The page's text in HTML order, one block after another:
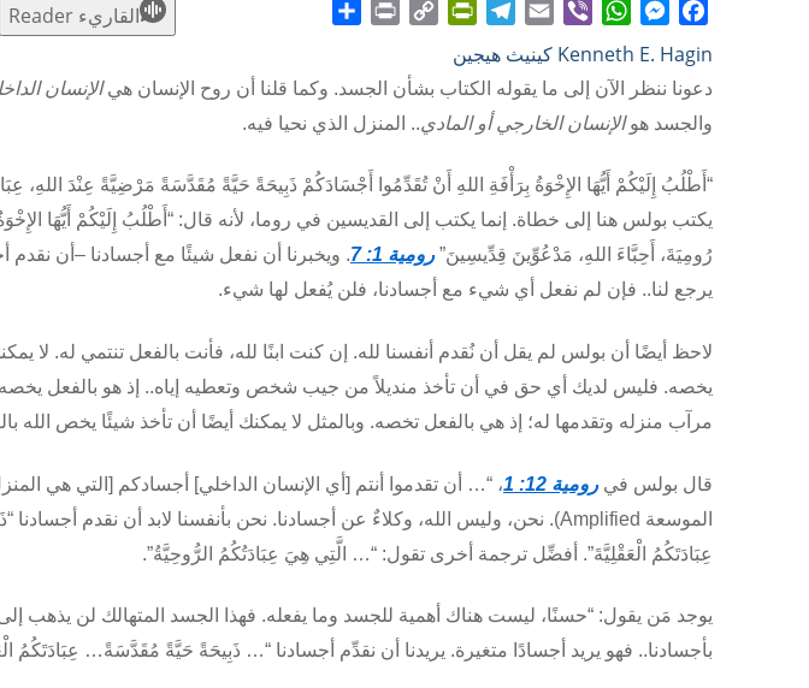
القاريء Reader
Facebook
Messenger
WhatsApp
Viber
Email
Link
Kenneth E. Hagin كينيث هيجين
دعونا ننظر الآن إلى ما يقوله الكتاب بشأن الجسد. وكما قلنا أن روح الإنسان هيالإنسان
والجسد هوالإنسان الخارجي أو المادي.. المنزل الذي نحيا فيه.
“أَطْلُبُ إِلَيْكُمْ أَيُّهَا الإِخْوَةُ بِرَأْفَةِ اللهِ أَنْ تُقَدِّمُوا أَجْسَادَكُمْ ذَبِيحَةً حَيَّةً مُقَدَّسَةً مَرْضِيَّةً عِنْدَ اللهِ،
يكتب بولس هنا إلى خطاة. إنما يكتب إلى القديسين في روما، لأنه قال: “أَطْلُبُ إِلَيْكُمْ أَيُّهَا
رُومِيَةَ، أَحِبَّاءَ اللهِ، مَدْعُوِّينَ قِدِّيسِينَ”رومية 1: 7 . ويخبرنا أن نفعل شيئًا مع أجسادنا –أن نقدم
يرجع لنا.. فإن لم نفعل أي شيء مع أجسادنا، فلن يُفعل لها شيء.
لاحظ أيضًا أن بولس لم يقل أن نُقدم أنفسنا لله. إن كنت ابنًا لله، فأنت بالفعل تنتمي له. لا
يخصه. فليس لديك أي حق في أن تأخذ منديلاً من جيب شخص وتعطيه إياه.. إذ هو بالفعل
مرآب منزله وتقدمها له؛ إذ هي بالفعل تخصه. وبالمثل لا يمكنك أيضًا أن تأخذ شيئًا يخص الله
قال بولس فيرومية 12: 1
، “… أن تقدموا أنتم [أي الإنسان الداخلي] أجسادكم [التي هي
الموسعة Amplified). نحن، وليس الله، وكلاءٌ عن أجسادنا. نحن بأنفسنا لابد أن نقدم
عِبَادَتَكُمُ الْعَقْلِيَّةَ”. أفضِّل ترجمة أخرى تقول: “… الَّتِي هِيَ عِبَادَتُكُمُ الرُّوحِيَّةُ”.
يوجد مَن يقول: “حسنًا، ليست هناك أهمية للجسد وما يفعله. فهذا الجسد المتهالك لن يذهب إلى
بأجسادنا.. فهو يريد أجسادًا متغيرة. يريدنا أن نقدِّم أجسادنا “… ذَبِيحَةً حَيَّةً مُقَدَّسَةً… عِبَادَتَكُمُ